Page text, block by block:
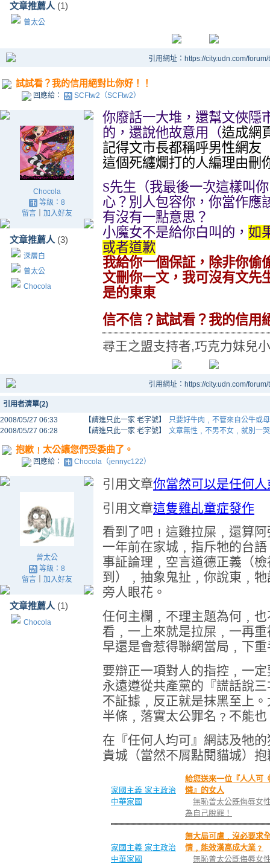
文章推薦人 (1)
曾太公
引用網址：https://city.udn.com/
試試看？我的信用絕對比你好！！
回應給： SCFtw2（SCFtw2）
Chocola
等級：8
留言｜ 加入好友
文章推薦人 (3)
深層白
曾太公
Chocola
你廢話一大堆，還幫文俠隱
的，還說他故意用（造成網
記得文市長都稱呼男性網友
這個死纏爛打的人編理由刪
S先生（我最後一次這樣叫
心？別人包容你，你當作應
有沒有一點意思？
小魔女不是給你白叫的， 如
或者道歉
我給你一個保証，除非你偷
文刪你一文，我可沒有文先
是的東東
信不信？試試看？我的信用
尋王之盟支持者,巧克力妹兒
引用網址：https://city.udn.com/
引用者清單(2)
2008/05/27 06:33
【請進只此一家 老字號】
只要好牛肉﹐不管來自公牛或
2008/05/27 06:28
【請進只此一家 老字號】 文章無性﹐不男不女﹐就別一
抱歉﹗太公讓您們受委曲了。
回應給： Chocola（jennyc122）
曾太公
等級：8
留言｜ 加入好友
文章推薦人 (1)
Chocola
引用文章你當然可以是任何
引用文章這隻雞乩童症發作
看到了吧﹗這雞拉屎﹐還算
一年前在家城﹐指斥牠的台語
事証論理﹐空言道德正義 （
到）﹐ 抽象鬼扯﹐ 你說東﹐
旁人眼花 。
任何主欄﹐不理主題為何﹐
看﹐一 上來就是拉屎 ﹐一再
早還是會惹得聯網當局﹐下
要辯正一項對人的指控﹐一
永遠遵從共產黨的『謊話說
不証據﹐反正就是抹黑至上
半條﹐落實太公罪名﹖不能
在『任何人均可』網誌及牠
貴城（當然不屑點閱貓城）
家國主義 家主政治
中華家國
給您送來一位『人人可
憐』的女人
無恥曾太公既侮辱女
為自己脫罪！
家國主義 家主政治
中華家國
無大局可慮﹐沒必要求
情﹐能效漢高成大業﹖
無恥曾太公既侮辱女